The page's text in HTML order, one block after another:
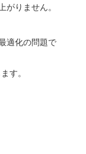
りません。
適化の問題で
す。